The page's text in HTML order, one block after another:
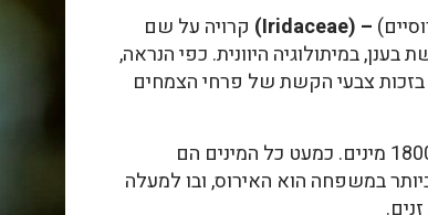
– (Iridaceae)
קרויה על שם
במיתולוגיה היוונית. כפי הנראה,
צבעי הקשת של פרחי הצמחים
במשפחה כ70 סוגים, וכ1800 מינים. כמעט כל המינים הם
במשפחה הוא האירוס, ובו למעלה